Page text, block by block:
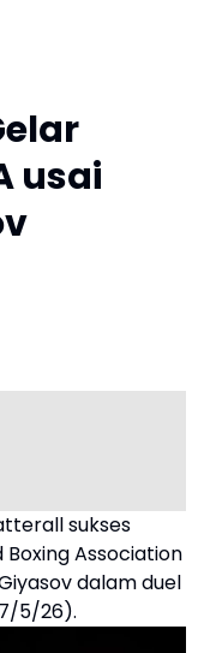
usai
sukses
Association
dalam duel
5/26).